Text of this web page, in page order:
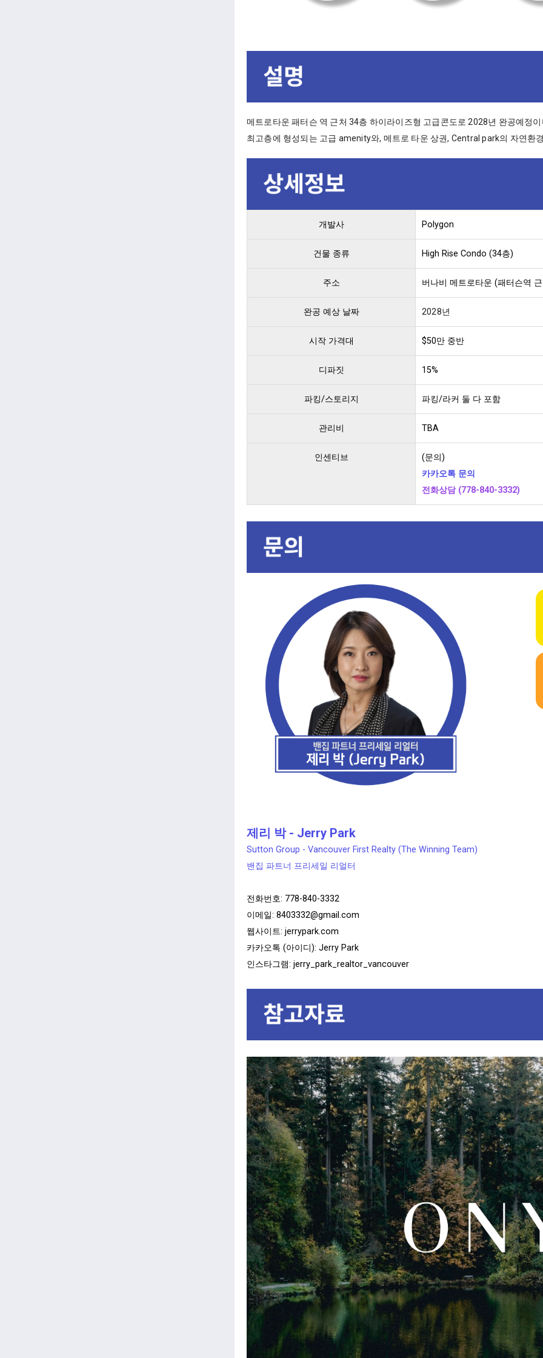
메트로타운 패터슨 역 근처 34층 하이라이즈형 고급콘도로 2028년 완공예정
최고층에 형성되는 고급 amenity와, 메트로 타운 상권, Central park의 자연환
개발사 Polygon
건물 종류 High Rise Condo (34층)
주소 버나비 메트로타운 (패터슨역
완공 예상 날짜 2028년
시작 가격대 $50만 중반
디파짓 15%
파킹/스토리지 파킹/라커 둘 다 포함
관리비 TBA
인센티브
(문의)
카카오톡 문의
전화상담 (778-840-3332)
제리 박 - Jerry Park
Sutton Group - Vancouver First Realty (The Winning Team)
밴집 파트너 프리세일 리얼터
전화번호: 778-840-3332
이메일: 8403332@gmail.com
웹사이트: jerrypark.com
카카오톡 (아이디): Jerry Park
인스타그램: jerry_park_realtor_vancouver